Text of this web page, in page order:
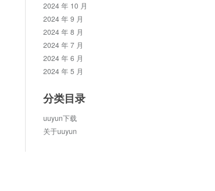
2024 年 10 月
2024 年 9 月
2024 年 8 月
2024 年 7 月
2024 年 6 月
2024 年 5 月
分类目录
uuyun下载
关于uuyun